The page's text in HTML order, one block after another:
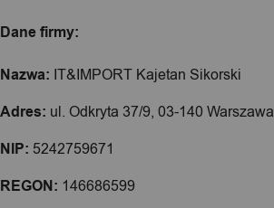
Dane firmy:
Nazwa: IT&IMPORT Kajetan Sikorski
Adres: ul. Odkryta 37/9, 03-140 Warszawa
NIP: 5242759671
REGON: 146686599